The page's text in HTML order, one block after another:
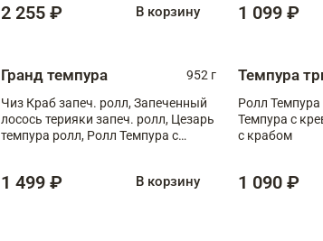
2 255 ₽ В корзину 1 099 ₽
Гранд темпура
952 г
Чиз Краб запеч. ролл, Запеченный
лосось терияки запеч. ролл, Цезарь
темпура ролл, Ролл Темпура с
1 499 ₽ В корзину
Темпура
Ролл Темпура
Темпура с
с крабом
1 090 ₽